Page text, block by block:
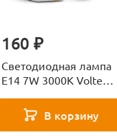
160 ₽
Светодиодная лампа
E14 7W 3000K Voltega
В корзину